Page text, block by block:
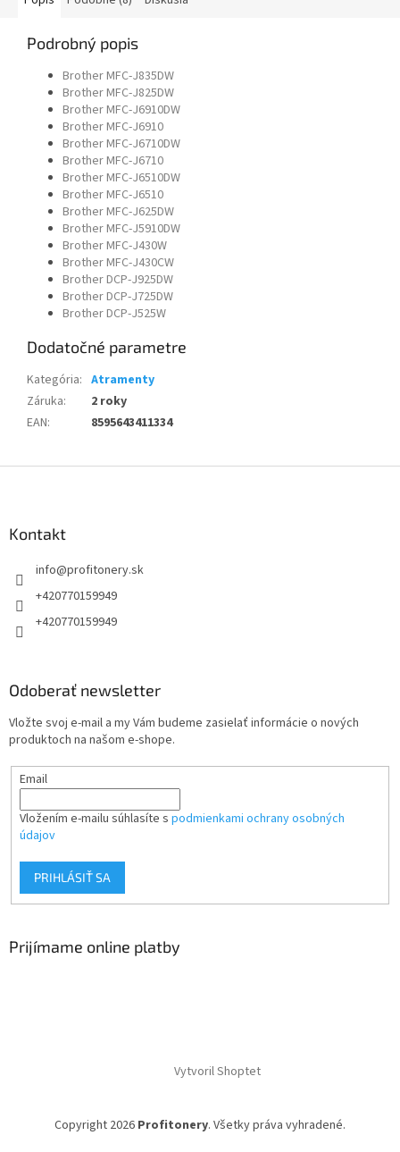
Podrobný popis
Brother MFC-J835DW
Brother MFC-J825DW
Brother MFC-J6910DW
Brother MFC-J6910
Brother MFC-J6710DW
Brother MFC-J6710
Brother MFC-J6510DW
Brother MFC-J6510
Brother MFC-J625DW
Brother MFC-J5910DW
Brother MFC-J430W
Brother MFC-J430CW
Brother DCP-J925DW
Brother DCP-J725DW
Brother DCP-J525W
Dodatočné parametre
Kategória: Atramenty
Záruka:
2 roky
EAN: 8595643411334
Kontakt
info@profitonery.sk
+420770159949
+420770159949
Odoberať newsletter
Vložte svoj e-mail a my Vám budeme zasielať informácie o nových
produktoch na našom e-shope.
Email
Vložením e-mailu súhlasíte s podmienkami ochrany osobných
údajov
PRIHLÁSIŤ SA
Prijímame online platby
Vytvoril Shoptet
Copyright 2026 Profitonery. Všetky práva vyhradené.